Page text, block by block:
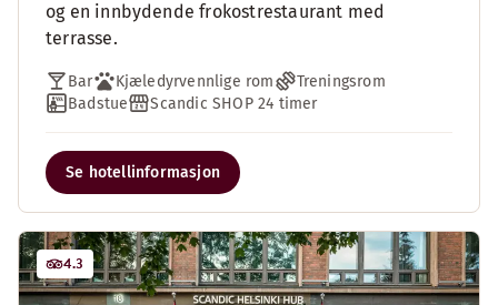
og en innbydende frokostrestaurant med
terrasse.
Bar Kjæledyrvennlige rom
Treningsrom
Badstue
Scandic SHOP 24 timer
Se hotellinformasjon
4.3